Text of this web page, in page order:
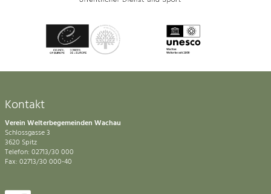
Kontakt
Verein Welterbegemeinden Wachau
Schlossgasse 3
3620 Spitz
Telefon: 02713/30 000
Fax: 02713/30 000-40